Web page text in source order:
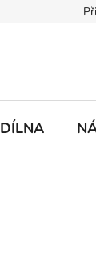
Doprava a platba
DÍLNA